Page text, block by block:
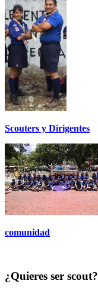
Scouters y Dirigentes
comunidad
¿Quieres ser scout?